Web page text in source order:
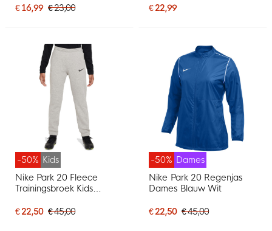
€ 16,99 € 23,00 € 22,99
-50% Kids
Nike Park 20 Fleece
Trainingsbroek Kids
€ 22,50 € 45,00
-50% Dames
Nike Park 20 Regenjas
Dames Blauw Wit
€ 22,50 € 45,00